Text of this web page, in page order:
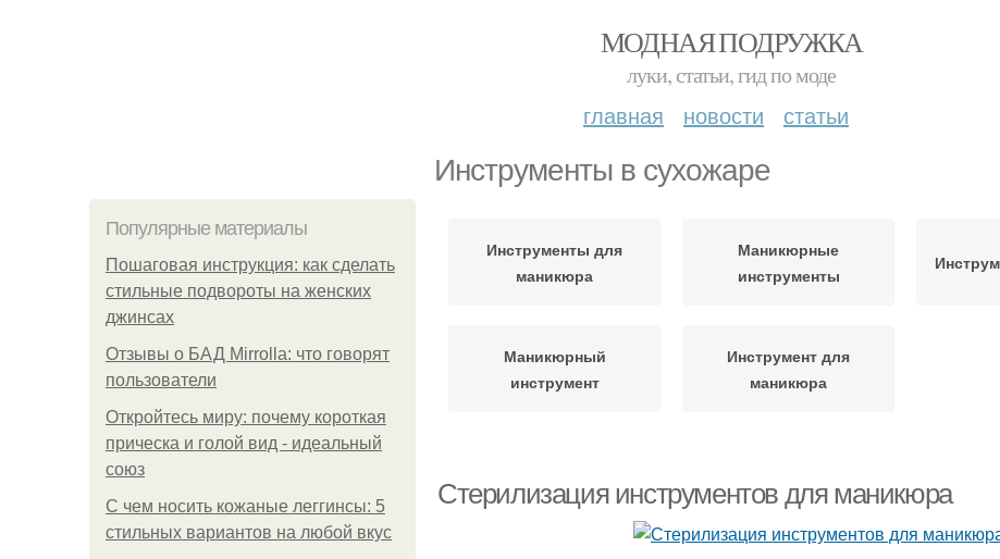
МОДНАЯ ПОДРУЖКА
луки, статьи, гид по моде
главная новости статьи
Инструменты в сухожаре
Популярные материалы
Пошаговая инструкция: как сделать
стильные подвороты на женских
джинсах
Отзывы о БАД Mirrolla: что говорят
пользователи
Откройтесь миру: почему короткая
прическа и голой вид - идеальный
союз
С чем носить кожаные леггинсы: 5
стильных вариантов на любой вкус
Инструменты для
маникюра
Маникюрные
инструменты
Маникюрный
инструмент
Инструмент для
маникюра
Стерилизация инструментов для маникюра